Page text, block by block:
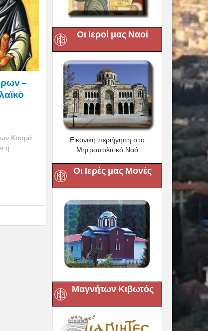
–
Κοσμά
η
Οι Ιεροί μας Ναοί
Εικονική περιήγηση στο
Μητροπολιτικό Ναό
Οι Ιερές μας Μονές
Μαγνήτων Κιβωτός